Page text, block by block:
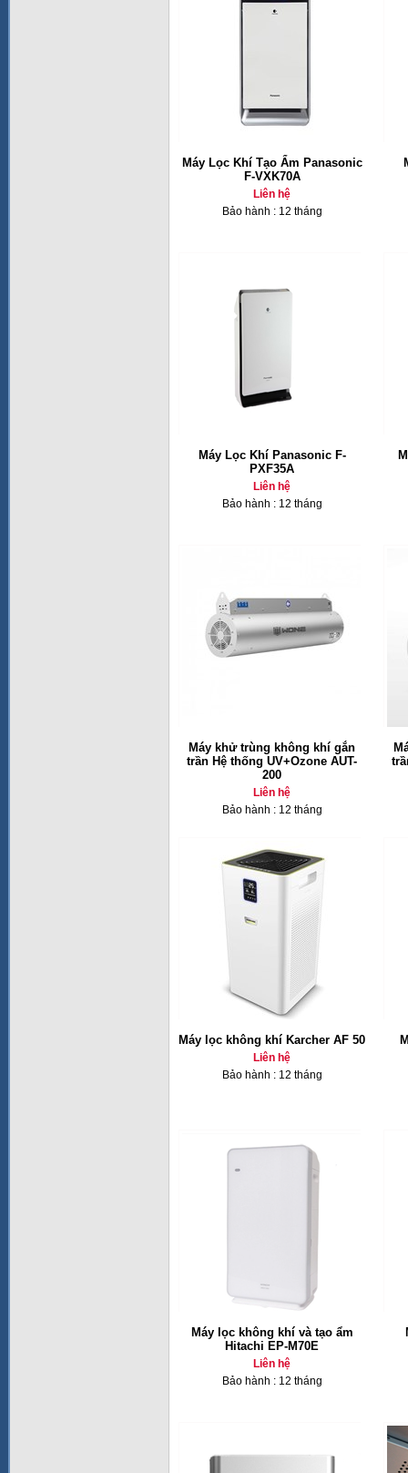
Máy Lọc Khí Tạo Ẩm Panasonic
F-VXK70A
Liên hệ
Bảo hành : 12 tháng
Máy Lọc Khí Panasonic F-
PXF35A
Liên hệ
Bảo hành : 12 tháng
Máy khử trùng không khí gắn
trần Hệ thống UV+Ozone AUT-
200
Liên hệ
Bảo hành : 12 tháng
Máy lọc không khí Karcher AF 50
Liên hệ
Bảo hành : 12 tháng
Máy lọc không khí và tạo ẩm
Hitachi EP-M70E
Liên hệ
Bảo hành : 12 tháng